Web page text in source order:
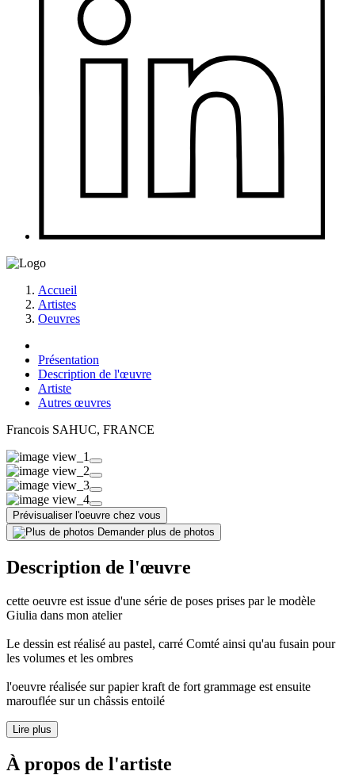
Accueil
Artistes
Oeuvres
Présentation
Description de l'œuvre
Artiste
Autres œuvres
Francois SAHUC, FRANCE
Prévisualiser l'oeuvre chez vous
Demander plus de photos
Description de l'œuvre
cette oeuvre est issue d'une série de poses prises par le modèle
Giulia dans mon atelier
Le dessin est réalisé au pastel, carré Comté ainsi qu'au fusain pour
les volumes et les ombres
l'oeuvre réalisée sur papier kraft de fort grammage est ensuite
marouflée sur un châssis entoilé
Lire plus
À propos de l'artiste